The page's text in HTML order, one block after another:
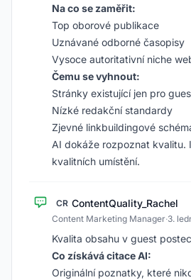
Na co se zaměřit:
Top oborové publikace
Uznávané odborné časopisy
Vysoce autoritativní niche
Čemu se vyhnout:
Stránky existující jen pro
Nízké redakční standardy
Zjevné linkbuildingové
AI dokáže rozpoznat kvalitu.
kvalitních umístění.
CR ContentQuality_Rachel
Content Marketing Manager·3.
Kvalita obsahu v guest
Co získává citace AI:
Originální poznatky, které